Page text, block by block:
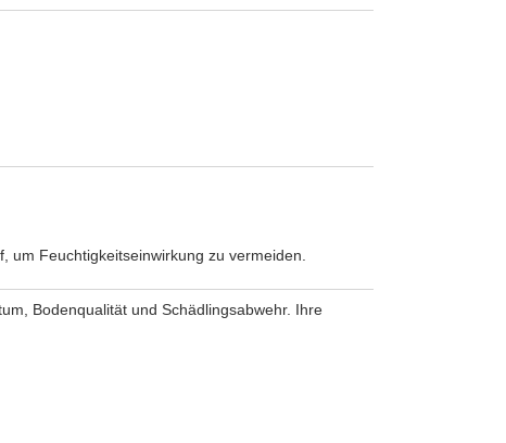
Feuchtigkeitseinwirkung zu vermeiden.
Bodenqualität und Schädlingsabwehr. Ihre